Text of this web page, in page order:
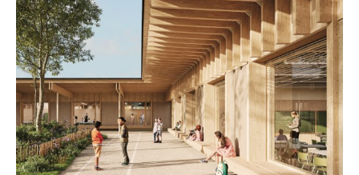
culture
tertiaire
habitat
enseignement
sport
équipement
mobilité
industriel
approche
équipe
distinctions
publications
contact